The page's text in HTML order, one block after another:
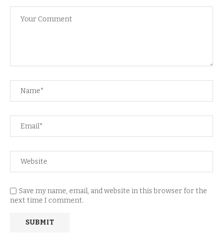
Save my name, email, and website in this browser for the
next time I comment.